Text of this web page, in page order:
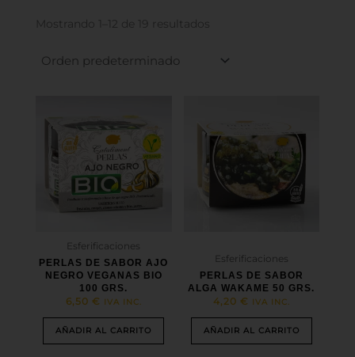
Mostrando 1–12 de 19 resultados
Esferificaciones
PERLAS DE SABOR AJO
NEGRO VEGANAS BIO
100 GRS.
6,50 € IVA INC.
AÑADIR AL CARRITO
Esferificaciones
PERLAS DE SABOR
ALGA WAKAME 50 GRS.
4,20 € IVA INC.
AÑADIR AL CARRITO